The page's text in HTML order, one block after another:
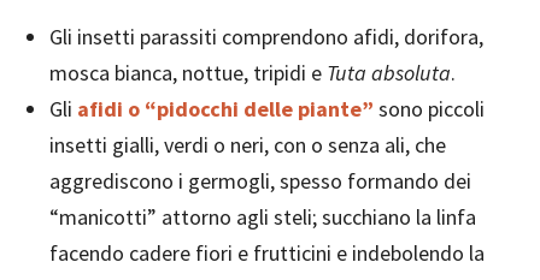
Gli insetti parassiti comprendono afidi, dorifora,
mosca bianca, nottue, tripidi e Tuta absoluta.
Gli afidi o “pidocchi delle piante” sono piccoli
insetti gialli, verdi o neri, con o senza ali, che
aggrediscono i germogli, spesso formando dei
“manicotti” attorno agli steli; succhiano la linfa
facendo cadere fiori e frutticini e indebolendo la